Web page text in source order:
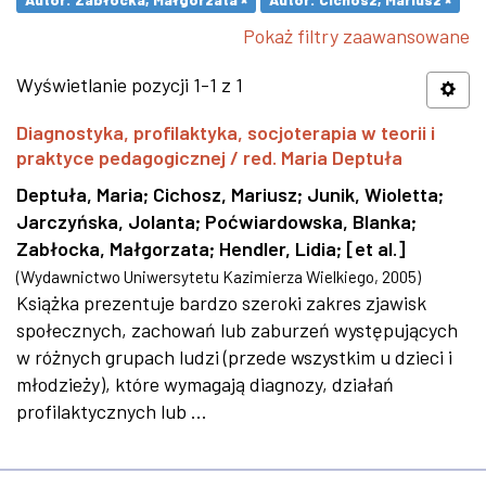
Pokaż filtry zaawansowane
Wyświetlanie pozycji 1-1 z 1
Diagnostyka, profilaktyka, socjoterapia w teorii i
praktyce pedagogicznej / red. Maria Deptuła
Deptuła, Maria; Cichosz, Mariusz; Junik, Wioletta;
Jarczyńska, Jolanta; Poćwiardowska, Blanka;
Zabłocka, Małgorzata; Hendler, Lidia; [et al.]
(Wydawnictwo Uniwersytetu Kazimierza Wielkiego, 2005)
Książka prezentuje bardzo szeroki zakres zjawisk
społecznych, zachowań lub zaburzeń występujących
w różnych grupach ludzi (przede wszystkim u dzieci i
młodzieży), które wymagają diagnozy, działań
profilaktycznych lub ...